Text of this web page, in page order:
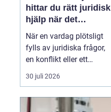
hittar du rätt juridisk
hjälp när det
verkligen gäller
När en vardag plötsligt
fylls av juridiska frågor,
en konflikt eller ett
myndighetsbeslut som
känns övermäktigt,
som både kan lagen och
30 juli 2026